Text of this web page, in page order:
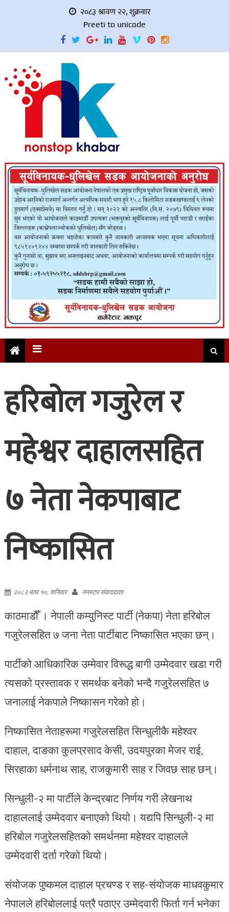
२०८३ श्रावण २२, शुक्रवार
Preeti to unicode
हरिबोल गजुरेल र
महेश्वर दाहालसहित
७ नेता नेकपाबाट
निष्कासित
२०८२ माघ १०, शनिवार ननस्टप संवाददाता
काठमाडौँ । नेपाली कम्युनिस्ट पार्टी (नेकपा) नेता हरिबोल
गजुरेलसहित ७ जना नेता पार्टीबाट निष्कासित भएका छन्।
पार्टीको आधिकारिक उम्मेवार विरूद्ध बागी उम्मेदवार खडा गरी
त्यसको प्रस्तावक र समर्थक बनेको भन्दै गजुरेलसहित ७
जनालाई नेकपाले निष्कासन गरेको हो।
निष्कासित नेताहरूमा गजुरेलसहित सिन्धुलीकै महेश्वर
दाहाल, दाङका कुलप्रसाद केसी, उदयपुरका मेजर राई,
सिरहाका धर्मनाथ साह, राजकुमारी साह र जिवछ साह छन्।
सिन्धुली-२ मा पार्टीले केन्द्रबाट निर्णय गरी लेखनाथ
दाहाललाई उम्मेदवार बनाएको थियो। यद्यपि सिन्धुली-२ मा
हरिबोल गजुरेलसहितको समर्थनमा महेश्वर दाहालले
उम्मेदवारी दर्ता गरेको थियो।
संयोजक पुष्कमल दाहाल प्रचण्ड र सह-संयोजक माधवकुमार
नेपालले हरिबोललाई पत्रै पठाएर उम्मेदवारी फिर्ता गर्न भनेका